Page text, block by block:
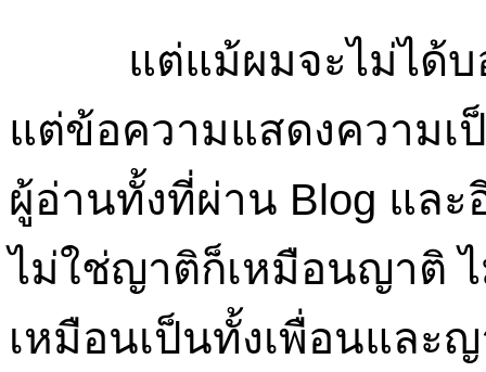
แต่แม้ผมจะไม่ได้
แต่ข้อความแสดงความเ
ผู้อ่านทั้งที่ผ่าน Blog แล
ไม่ใช่ญาติก็เหมือนญาติ
เหมือนเป็นทั้งเพื่อนและ